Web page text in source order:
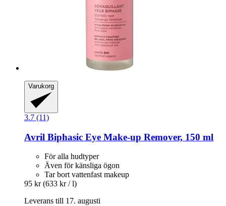
Varukorg
3.7 (11)
Avril Biphasic Eye Make-​up Remover, 150 ml
För alla hudtyper
Även för känsliga ögon
Tar bort vattenfast makeup
95 kr (633 kr / l)
Leverans till 17. augusti